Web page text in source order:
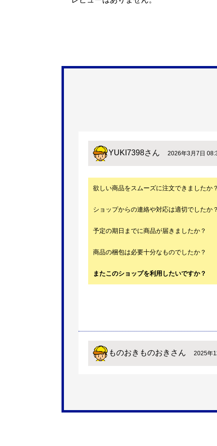
YUKI7398さん 2026年3月7日
欲しい商品をスムーズに注文できましたか？
ショップからの連絡や対応は適切でしたか？
予定の期日までに商品が届きましたか？
商品の梱包は必要十分なものでしたか？
またこのショップを利用したいですか？
ものおきものおき さん 2025年
ショップからの連絡や対応は適切でしたか